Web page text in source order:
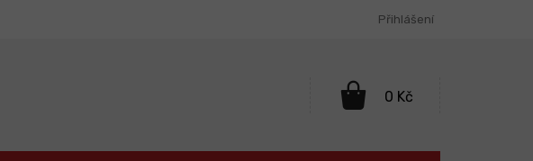
Přihlášení
NÁKUPNÍ